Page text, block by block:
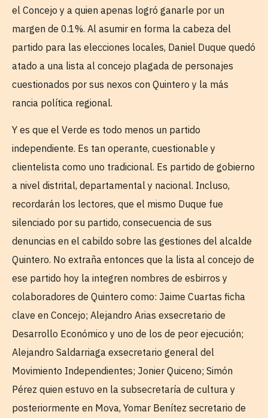
el Concejo y a quien apenas logró ganarle por un
margen de 0.1%. Al asumir en forma la cabeza del
partido para las elecciones locales, Daniel Duque quedó
atado a una lista al concejo plagada de personajes
cuestionados por sus nexos con Quintero y la más
rancia política regional.
Y es que el Verde es todo menos un partido
independiente. Es tan operante, cuestionable y
clientelista como uno tradicional. Es partido de gobierno
a nivel distrital, departamental y nacional. Incluso,
recordarán los lectores, que el mismo Duque fue
silenciado por su partido, consecuencia de sus
denuncias en el cabildo sobre las gestiones del alcalde
Quintero. No extraña entonces que la lista al concejo de
ese partido hoy la integren nombres de esbirros y
colaboradores de Quintero como: Jaime Cuartas ficha
clave en Concejo; Alejandro Arias exsecretario de
Desarrollo Económico y uno de los de peor ejecución;
Alejandro Saldarriaga exsecretario general del
Movimiento Independientes; Jonier Quiceno; Simón
Pérez quien estuvo en la subsecretaría de cultura y
posteriormente en Mova, Yomar Benítez secretario de